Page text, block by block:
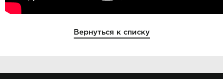
Вернуться к списку